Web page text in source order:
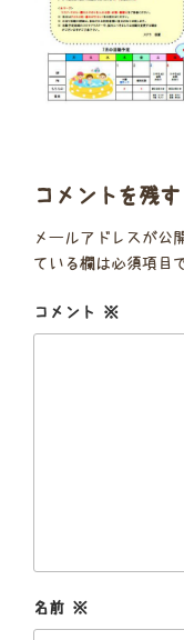
コメントを残す
メールアドレスが公
ている欄は必須項目
コメント ※
名前 ※